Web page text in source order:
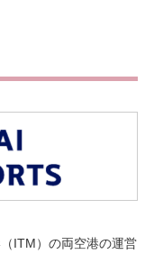
ITM）の両空港の運営